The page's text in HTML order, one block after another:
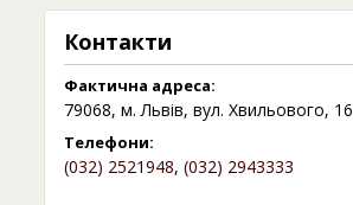
Контакти
Фактична адреса:
79068, м. Львів, вул. Хвильового, 16
Телефони:
(032) 2521948, (032) 2943333